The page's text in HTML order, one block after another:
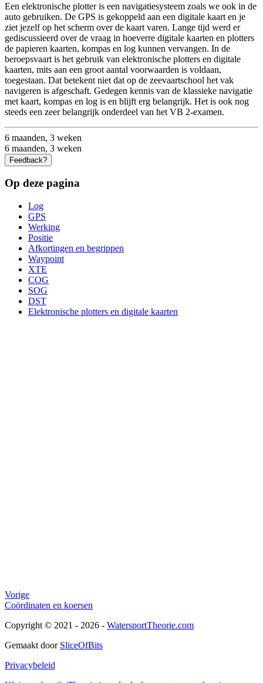
Een elektronische plotter is een navigatiesysteem zoals we ook in de
auto gebruiken. De GPS is gekoppeld aan een digitale kaart en je
ziet jezelf op het scherm over de kaart varen. Lange tijd werd er
gediscussieerd over de vraag in hoeverre digitale kaarten en plotters
de papieren kaarten, kompas en log kunnen vervangen. In de
beroepsvaart is het gebruik van elektronische plotters en digitale
kaarten, mits aan een groot aantal voorwaarden is voldaan,
toegestaan. Dat betekent niet dat op de zeevaartschool het vak
navigeren is afgeschaft. Gedegen kennis van de klassieke navigatie
met kaart, kompas en log is en blijft erg belangrijk. Het is ook nog
steeds een zeer belangrijk onderdeel van het VB 2-examen.
6 maanden, 3 weken
6 maanden, 3 weken
Feedback?
Op deze pagina
Log
GPS
Werking
Positie
Afkortingen en begrippen
Waypoint
XTE
COG
SOG
DST
Elektronische plotters en digitale kaarten
Vorige
Coördinaten en koersen
Copyright © 2021 - 2026 - WatersportTheorie.com
Gemaakt door SliceOfBits
Privacybeleid